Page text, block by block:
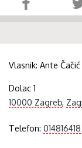
Vlasnik:Ante Čačić
Dolac 1
10000 Zagreb,
Telefon:014816418